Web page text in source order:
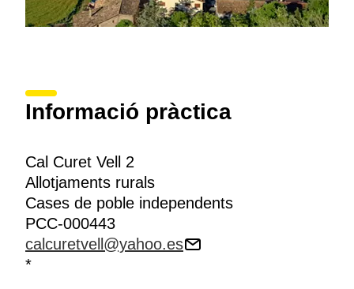
Informació pràctica
Cal Curet Vell 2
Allotjaments rurals
Cases de poble independents
PCC-000443
calcuretvell@yahoo.es
*